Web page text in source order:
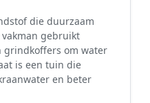
die duurzaam
gebruikt
grindkoffers om water
is een tuin die
en beter